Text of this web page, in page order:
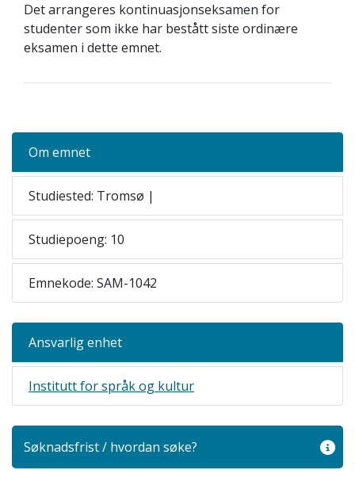
Det arrangeres kontinuasjonseksamen for
studenter som ikke har bestått siste ordinære
eksamen i dette emnet.
Om emnet
Studiested: Tromsø |
Studiepoeng: 10
Emnekode: SAM-1042
Ansvarlig enhet
Institutt for språk og kultur
Søknadsfrist / hvordan søke?